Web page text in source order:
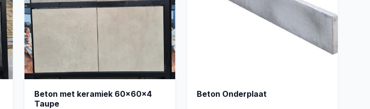
Beton met keramiek 60x60x4
Taupe
Beton Onderplaat